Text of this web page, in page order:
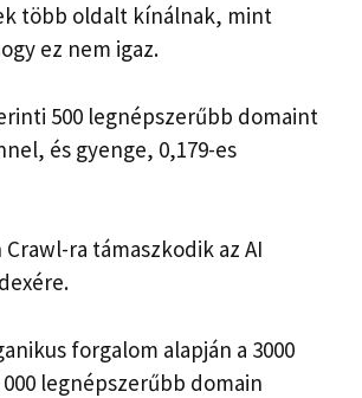
több oldalt kínálnak, mint
ez nem igaz.
500 legnépszerűbb domaint
és gyenge, 0,179-es
ra támaszkodik az AI
forgalom alapján a 3000
legnépszerűbb domain